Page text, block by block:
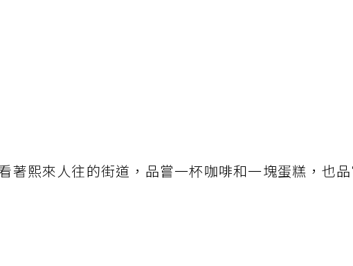
著熙來人往的街道，品嘗一杯咖啡和一塊蛋糕，也